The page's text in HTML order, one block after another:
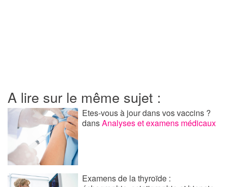
A lire sur le même sujet :
Etes-vous à jour dans vos vaccins ?
dansAnalyses et examens médicaux
Examens de la thyroïde :